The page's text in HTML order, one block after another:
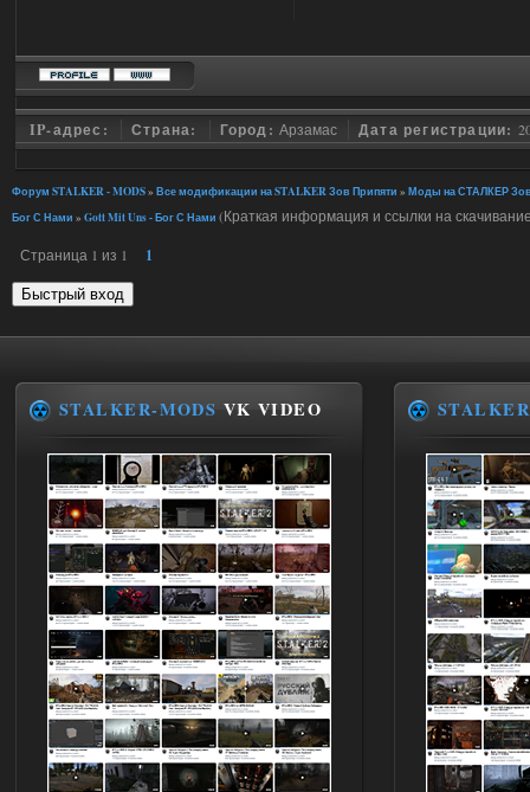
IP-адрес: Страна: Город:Арзамас Дата регистрации:
Форум STALKER - MODS» Все модификации на STALKER Зов Припяти » Моды на СТАЛКЕР
Бог С Нами » Gott Mit Uns - Бог С Нами (Краткая информация и ссылки на
Страница 1 из 1 1
STALKER-MODS VK VIDEO